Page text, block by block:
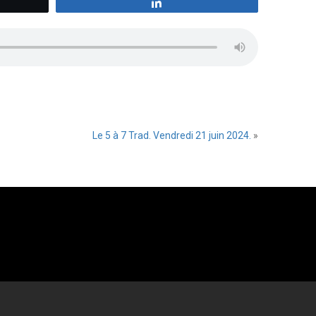
Le 5 à 7 Trad. Vendredi 21 juin 2024. »